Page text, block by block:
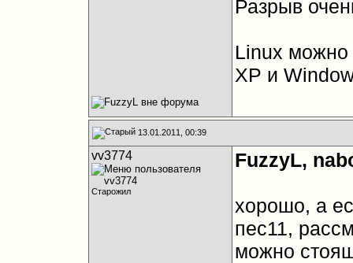
Разрыв
Linux можно
ХР и
13.01.2011, 00:39
vv3774
Старожил
FuzzyL,
хорошо, а
пес11,
можно